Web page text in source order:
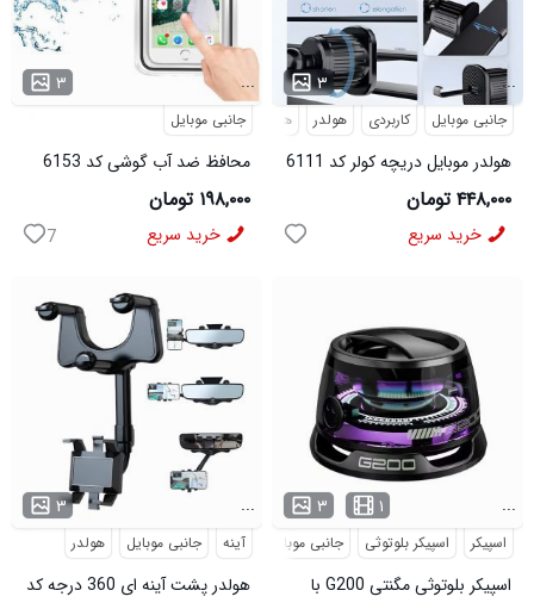
۳ ...
جانبی موبایل
محافظ ضد آب گوشی کد 6153
۱۹۸,۰۰۰ تومان
خرید سریع 7
۳ ...
جانبی موبایل کاربردی هولدر هولدر موبایل
هولدر موبایل دریچه کولر کد 6111
۴۴۸,۰۰۰ تومان
خرید سریع
۳ ...
آینه جانبی موبایل هولدر
هولدر پشت آینه ای 360 درجه کد
۳ ۱ ...
اسپیکر اسپیکر بلوتوثی جانبی موبایل دیجیتال
اسپیکر بلوتوثی مگنتی G200 با